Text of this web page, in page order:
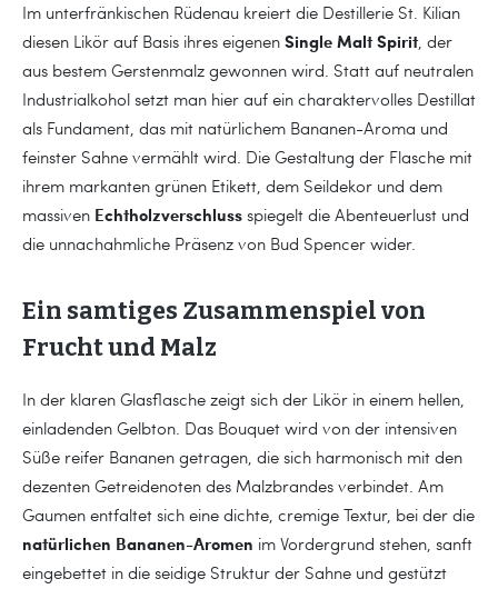
Im unterfränkischen Rüdenau kreiert die Destillerie St. Kilian
diesen Likör auf Basis ihres eigenen Single Malt Spirit, der
aus bestem Gerstenmalz gewonnen wird. Statt auf neutralen
Industrialkohol setzt man hier auf ein charaktervolles Destillat
als Fundament, das mit natürlichem Bananen-Aroma und
feinster Sahne vermählt wird. Die Gestaltung der Flasche mit
ihrem markanten grünen Etikett, dem Seildekor und dem
massiven Echtholzverschluss spiegelt die Abenteuerlust und
die unnachahmliche Präsenz von Bud Spencer wider.
Ein samtiges Zusammenspiel von
Frucht und Malz
In der klaren Glasflasche zeigt sich der Likör in einem hellen,
einladenden Gelbton. Das Bouquet wird von der intensiven
Süße reifer Bananen getragen, die sich harmonisch mit den
dezenten Getreidenoten des Malzbrandes verbindet. Am
Gaumen entfaltet sich eine dichte, cremige Textur, bei der die
natürlichen Bananen-Aromen im Vordergrund stehen, sanft
eingebettet in die seidige Struktur der Sahne und gestützt